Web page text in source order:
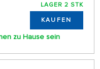
LAGER 2 STK
KAUFEN
zu Hause sein